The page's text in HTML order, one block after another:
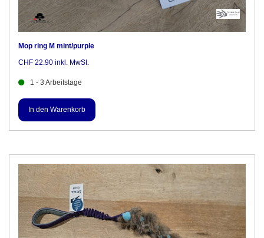
Mop ring M mint/purple
CHF 22.90 inkl. MwSt.
1 - 3 Arbeitstage